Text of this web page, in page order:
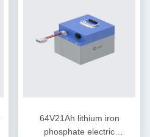
64V21Ah lithium iron
phosphate electric